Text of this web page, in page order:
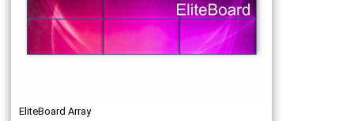
EliteBoard Array